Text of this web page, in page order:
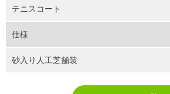
テニスコート
仕様
砂入り人工芝舗装